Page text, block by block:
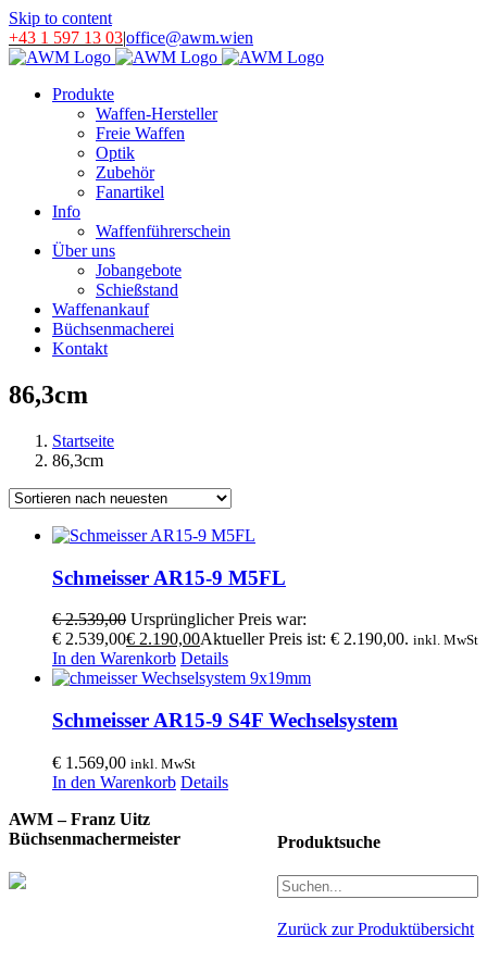
Skip to content
+43 1 597 13 03|office@awm.wien
Produkte
Waffen-Hersteller
Freie Waffen
Optik
Zubehör
Fanartikel
Info
Waffenführerschein
Über uns
Jobangebote
Schießstand
Waffenankauf
Büchsenmacherei
Kontakt
86,3cm
Startseite
86,3cm
Schmeisser AR15-9 M5FL
€2.539,00 Ursprünglicher Preis war:
€ 2.539,00€ 2.190,00Aktueller Preis ist: € 2.190,00. inkl. MwSt
In den Warenkorb Details
Schmeisser AR15-9 S4F Wechselsystem
€ 1.569,00 inkl. MwSt
In den Warenkorb Details
Produktsuche
Zurück zur Produktübersicht
AWM – Franz Uitz
Büchsenmachermeister